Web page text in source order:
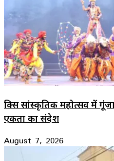
ब्रिक्स सांस्कृतिक महोत्सव में
एकता का संदेश
August 7, 2026